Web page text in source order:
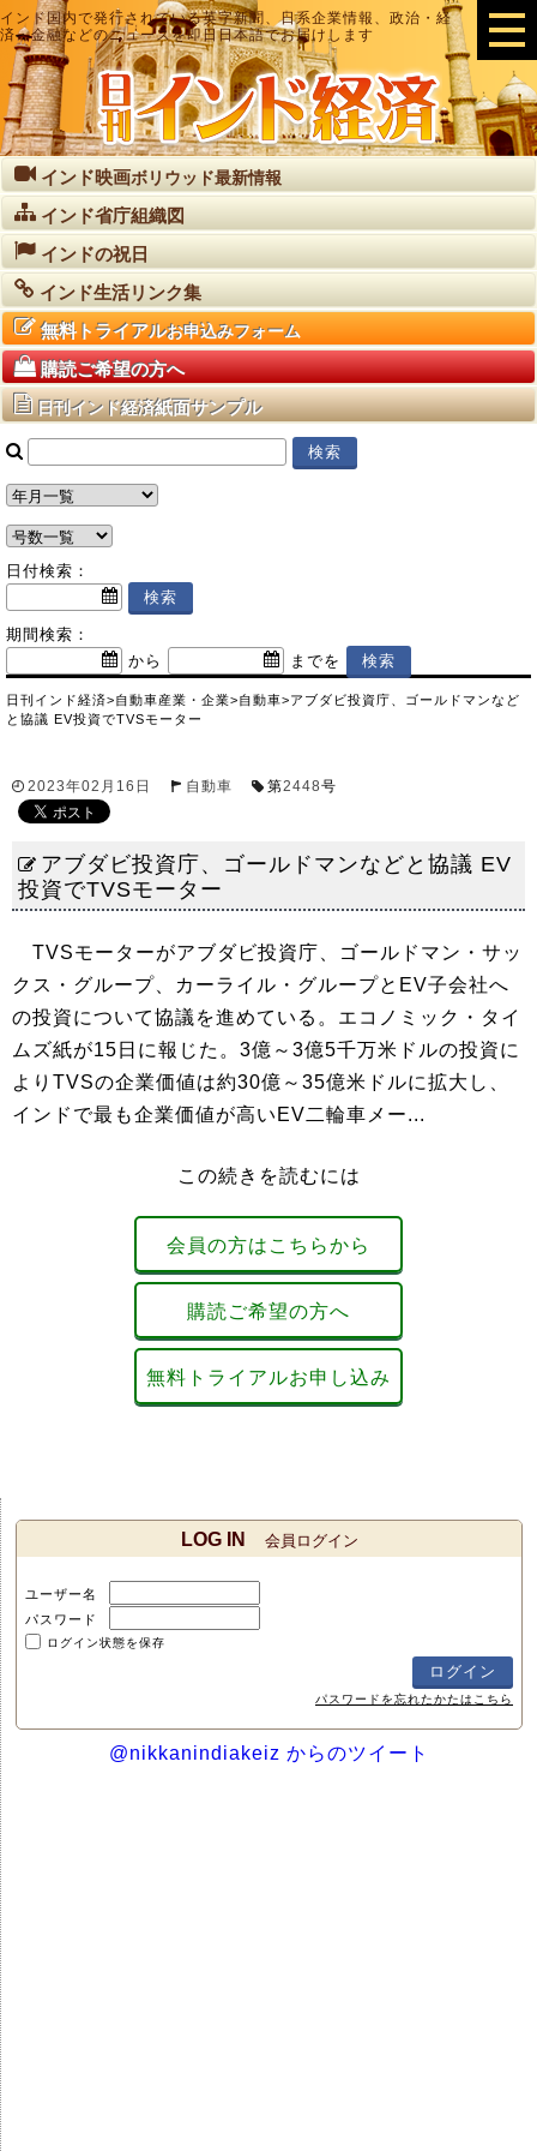
インド国内で発行されている英字新聞、日系企業情報、政治・経
済・金融などのニュースを即日日本語でお届けします
インド映画ボリウッド最新情報
インド省庁組織図
インドの祝日
インド生活リンク集
無料トライアルお申込みフォーム
購読ご希望の方へ
日刊インド経済紙面サンプル
日付検索：
期間検索：
から
までを
日刊インド経済>自動車産業・企業>自動車>アブダビ投資庁、ゴールドマンなど
と協議 EV投資でTVSモーター
2023年02月16日 自動車 第2448号
アブダビ投資庁、ゴールドマンなどと協議 EV
投資でTVSモーター
TVSモーターがアブダビ投資庁、ゴールドマン・サッ
クス・グループ、カーライル・グループとEV子会社へ
の投資について協議を進めている。エコノミック・タイ
ムズ紙が15日に報じた。3億～3億5千万米ドルの投資に
よりTVSの企業価値は約30億～35億米ドルに拡大し、
インドで最も企業価値が高いEV二輪車メー...
この続きを読むには
会員の方はこちらから
購読ご希望の方へ
無料トライアルお申し込み
LOG IN 会員ログイン
ユーザー名
パスワード
ログイン状態を保存
パスワードを忘れたかたはこちら
@nikkanindiakeiz からのツイート